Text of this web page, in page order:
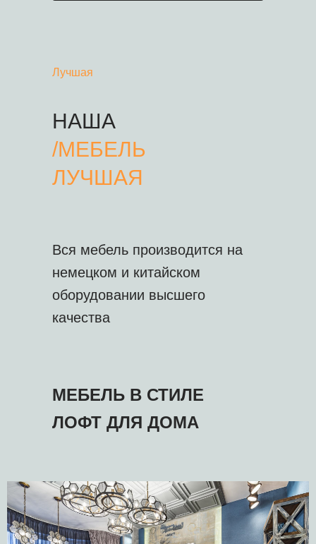
НАША
/МЕБЕЛЬ
Лучшая
ЛУЧШАЯ
Вся мебель производится на
немецком и китайском
оборудовании высшего
качества
МЕБЕЛЬ В СТИЛЕ
ЛОФТ ДЛЯ ДОМА